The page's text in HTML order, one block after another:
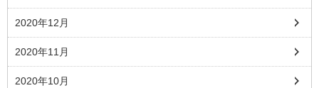
2020年12月
2020年11月
2020年10月